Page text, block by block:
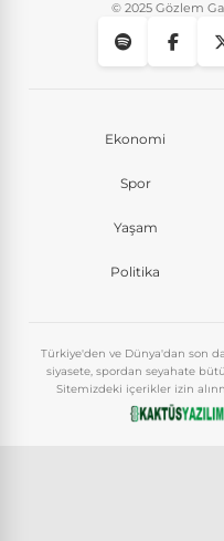
© 2025 Gözlem
Ekonomi
Spor
Yaşam
Politika
Türkiye'den ve Dünya'dan son
siyasete, spordan seyahate
Sitemizdeki içerikler izin